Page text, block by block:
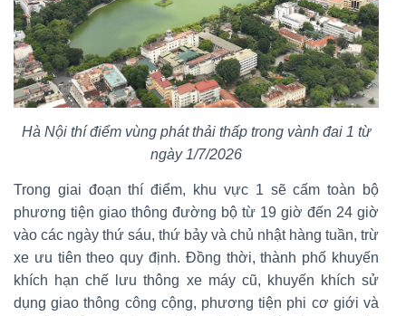
Hà Nội thí điểm vùng phát thải thấp trong vành đai 1 từ
ngày 1/7/2026
Trong giai đoạn thí điểm, khu vực 1 sẽ cấm toàn bộ
phương tiện giao thông đường bộ từ 19 giờ đến 24 giờ
vào các ngày thứ sáu, thứ bảy và chủ nhật hàng tuần, trừ
xe ưu tiên theo quy định. Đồng thời, thành phố khuyến
khích hạn chế lưu thông xe máy cũ, khuyến khích sử
dụng giao thông công cộng, phương tiện phi cơ giới và